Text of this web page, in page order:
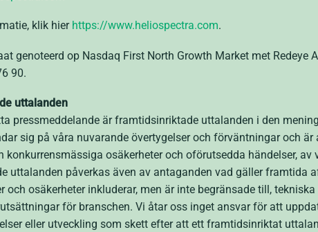
klik hier https://www.heliospectra.com.
genoteerd op Nasdaq First North Growth Market met Redeye
90.
uttalanden
pressmeddelande är framtidsinriktade uttalanden i den
sig på våra nuvarande övertygelser och förväntningar och
konkurrensmässiga osäkerheter och oförutsedda händelser,
uttalanden påverkas även av antaganden vad gäller framtida
och osäkerheter inkluderar, men är inte begränsade till,
för branschen. Vi åtar oss inget ansvar för att
eller utveckling som skett efter att ett framtidsinriktat